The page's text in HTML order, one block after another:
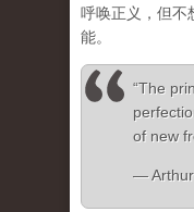
呼唤正义，但不
能。
“The
of new
―